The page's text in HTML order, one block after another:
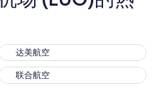
达美航空
美航空
联合航空
合航空